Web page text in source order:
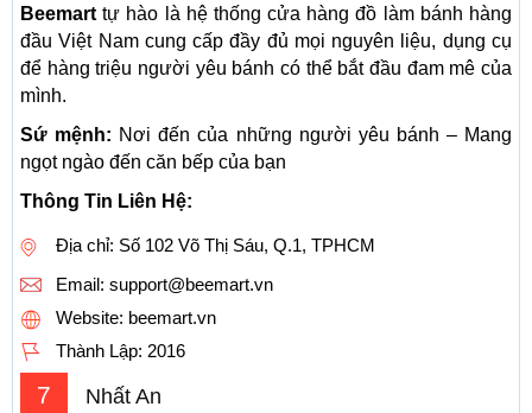
Beemart tự hào là hệ thống cửa hàng đồ làm bánh hàng
đầu Việt Nam cung cấp đầy đủ mọi nguyên liệu, dụng cụ
để hàng triệu người yêu bánh có thể bắt đầu đam mê của
mình.
Sứ mệnh: Nơi đến của những người yêu bánh – Mang
ngọt ngào đến căn bếp của bạn
Thông Tin Liên Hệ:
Địa chỉ: Số 102 Võ Thị Sáu, Q.1, TPHCM
Email: support@beemart.vn
Website: beemart.vn
Thành Lập: 2016
7 Nhất An